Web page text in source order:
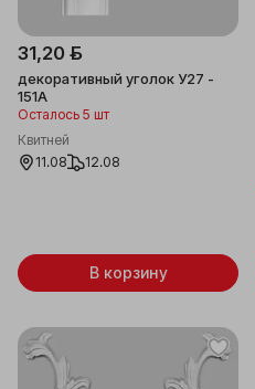
31,20 ƃ
декоративный уголок У27 -
151A
Осталось 5 шт
Квитней
11.08
12.08
В корзину